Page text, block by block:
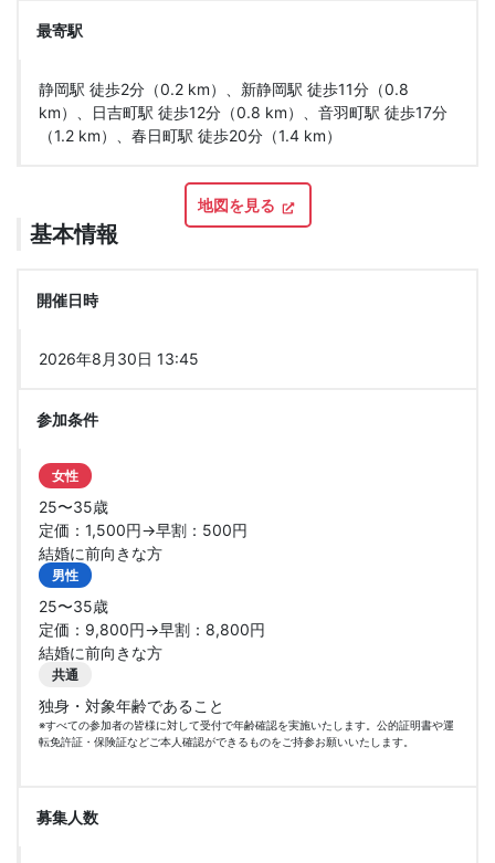
最寄駅
静岡駅 徒歩2分（0.2 km）、新静岡駅 徒歩11分（0.8
km）、日吉町駅 徒歩12分（0.8 km）、音羽町駅 徒歩17分
（1.2 km）、春日町駅 徒歩20分（1.4 km）
地図を見る
基本情報
開催日時
2026年8月30日 13:45
参加条件
女性
25〜35歳
定価：1,500円→早割：500円
結婚に前向きな方
男性
25〜35歳
定価：9,800円→早割：8,800円
結婚に前向きな方
共通
独身・対象年齢であること
※すべての参加者の皆様に対して受付で年齢確認を実施いたします。公的証明書や運
転免許証・保険証などご本人確認ができるものをご持参お願いいたします。
募集人数